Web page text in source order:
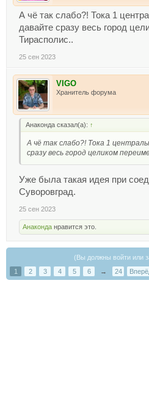
А чё так слабо?! Тока 1
давайте сразу весь город
Тирасполис..
25 сен 2023
VIGO
Хранитель форума
Анаконда сказал(а): ↑
А чё так слабо?! Тока 1
сразу весь город целиком
Уже была такая идея при
Суворовград.
25 сен 2023
Анаконда нравится это.
(Вы должны войти или
1
2 3 4 5 6 → 24